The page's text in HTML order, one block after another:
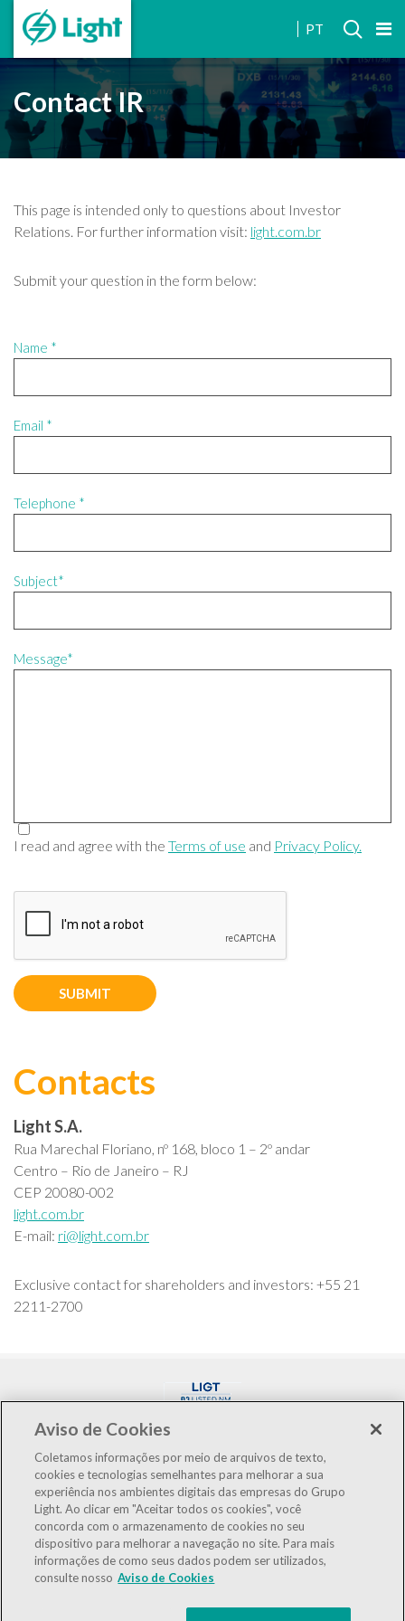
PT
Contact IR
This page is intended only to questions about Investor
Relations. For further information visit: light.com.br
Submit your question in the form below:
Name *
Email *
Telephone *
Subject*
Message*
I read and agree with the Terms of use and Privacy Policy.
SUBMIT
Contacts
Light S.A.
Rua Marechal Floriano, nº 168, bloco 1 – 2º andar
Centro – Rio de Janeiro – RJ
CEP 20080-002
light.com.br
E-mail: ri@light.com.br
Exclusive contact for shareholders and investors: +55 21
2211-2700
LIGT3 R$3.12 +0.65%
IBOV 172,513 -1.73%
IEE 125,340
R$1.25 +144.00%
Aviso de Cookies
Coletamos informações por meio de arquivos de texto,
cookies e tecnologias semelhantes para melhorar a sua
experiência nos ambientes digitais das empresas do Grupo
Light. Ao clicar em "Aceitar todos os cookies", você
concorda com o armazenamento de cookies no seu
dispositivo para melhorar a navegação no site. Para mais
informações de como seus dados podem ser utilizados,
consulte nosso Aviso de Cookies